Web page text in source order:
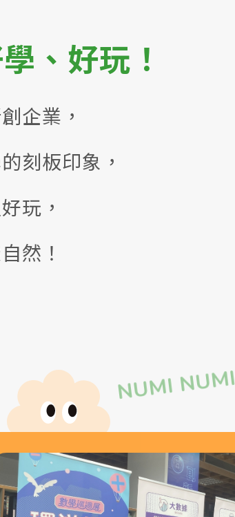
、好玩！
企業，
刻板印象，
玩，
然！
NUMI NUMI